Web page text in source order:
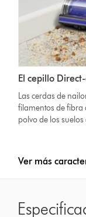
El cepillo
Las cerdas de
filamentos de fibra
polvo de los
Ver más